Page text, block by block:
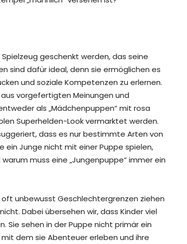
geschenkt werden, das seine
sind dafür ideal, denn sie ermöglichen es
und soziale Kompetenzen zu erlernen.
vorgefertigten Meinungen und
als „Mädchenpuppen“ mit rosa
Superhelden-Look vermarktet werden.
dass es nur bestimmte Arten von
ein Junge nicht mit einer Puppe spielen,
muss eine „Jungenpuppe“ immer ein
unbewusst Geschlechtergrenzen ziehen
Dabei übersehen wir, dass Kinder viel
Sie sehen in der Puppe nicht primär ein
dem sie Abenteuer erleben und ihre